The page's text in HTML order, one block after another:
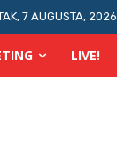
7 AUGUSTA, 2026
LIVE!